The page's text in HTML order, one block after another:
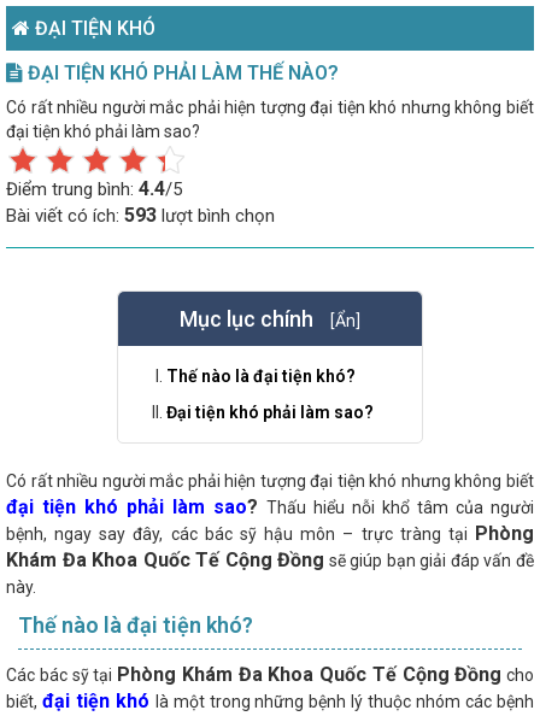
ĐẠI TIỆN KHÓ
ĐẠI TIỆN KHÓ PHẢI LÀM THẾ NÀO?
Có rất nhiều người mắc phải hiện tượng đại tiện khó nhưng không biết
đại tiện khó phải làm sao?
Điểm trung bình: 4.4/5
Bài viết có ích: 593 lượt bình chọn
Mục lục chính [Ẩn]
Thế nào là đại tiện khó?
Đại tiện khó phải làm sao?
Có rất nhiều người mắc phải hiện tượng đại tiện khó nhưng không biết
đại tiện khó phải làm sao? Thấu hiểu nỗi khổ tâm của người
bệnh, ngay say đây, các bác sỹ hậu môn – trực tràng tại Phòng
Khám Đa Khoa Quốc Tế Cộng Đồng sẽ giúp bạn giải đáp vấn đề
này.
Thế nào là đại tiện khó?
Các bác sỹ tại Phòng Khám Đa Khoa Quốc Tế Cộng Đồng cho
biết, đại tiện khó là một trong những bệnh lý thuộc nhóm các bệnh